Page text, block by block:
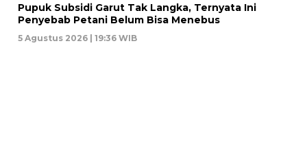
Pupuk Subsidi Garut Tak Langka, Ternyata Ini
Penyebab Petani Belum Bisa Menebus
5 Agustus 2026 | 19:36 WIB